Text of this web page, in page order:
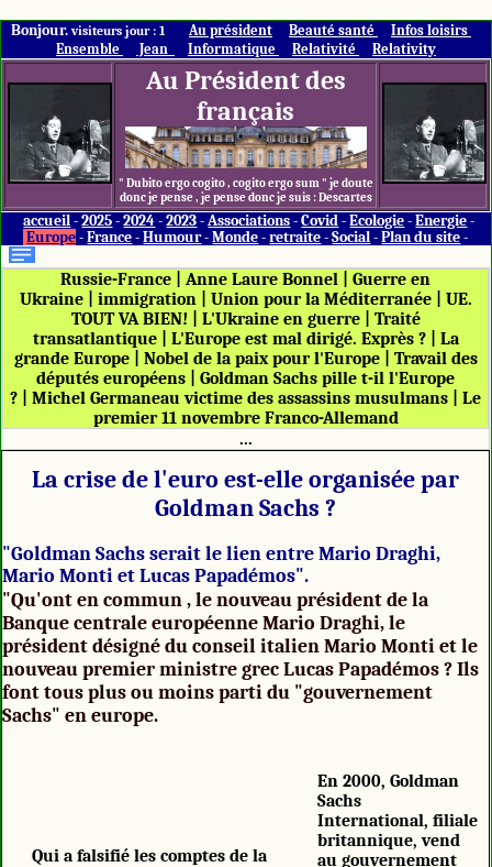
Bonjour.visiteurs jour : 1 Au président Beauté santé
Infos loisirs
Ensemble
Jean Informatique Relativité Relativity
Au Président des
français
" Dubito ergo cogito , cogito ergo sum " je doute
donc je pense , je pense donc je suis : Descartes
accueil -2025 -2024 -2023 -Associations -Covid -Ecologie -Energie -
Europe -France -Humour-Monde -retraite -Social -Plan du site -
Russie-France |Anne Laure Bonnel |Guerre en
Ukraine| immigration| Union pour la Méditerranée| UE.
TOUT VA BIEN!
L'Ukraine en guerre| Traité
transatlantique| L'Europe est mal dirigé. Exprès ?| La
grande Europe| Nobel de la paix pour l'Europe| Travail des
députés européens |Goldman Sachs pille t-il l'Europe
? |Michel Germaneau victime des assassins musulmans |Le
premier 11 novembre Franco-Allemand
...
La crise de l'euro est-elle organisée par
Goldman Sachs ?
"Goldman Sachs serait le lien entre Mario Draghi,
Mario Monti et Lucas Papadémos".
"Qu'ont en commun , le nouveau président de la
Banque centrale européenne Mario Draghi, le
président désigné du conseil italien Mario Monti et le
nouveau premier ministre grec Lucas Papadémos ? Ils
font tous plus ou moins parti du "gouvernement
Sachs" en europe.
Qui a falsifié les comptes de la
En 2000, Goldman
Sachs
International, filiale
britannique, vend
au gouvernement